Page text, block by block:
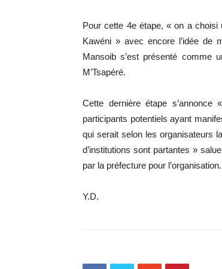
Pour cette 4e étape, « on a
Kawéni » avec encore l’idée de
Mansoib s’est présenté comme
M’Tsapéré.
Cette dernière étape s’annonce
participants potentiels ayant
qui serait selon les organisateurs
d’institutions sont partantes »
par la préfecture pour l’organisation.
Y.D.